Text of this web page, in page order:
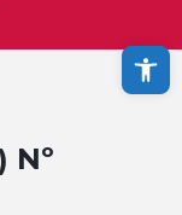
Abrir a barra de ferramentas
Nº